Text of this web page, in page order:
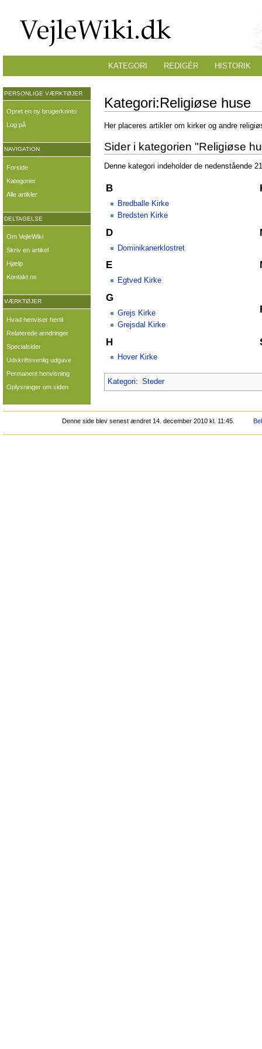
Kategori:Religiøse huse
Her placeres artikler om kirker og andre
Sider i kategorien "Religiøse
Denne kategori indeholder de nedenstående
B
Bredballe Kirke
Bredsten Kirke
D
Dominikanerklostret
E
Egtved Kirke
G
Grejs Kirke
Grejsdal Kirke
H
Hover Kirke
Kategori: Steder
KATEGORI REDIGÉR HISTORIK
PERSONLIGE VÆRKTØJER
Opret en ny brugerkonto
Log på
NAVIGATION
Forside
Kategorier
Alle artikler
DELTAGELSE
Om VejleWiki
Skriv en artikel
Hjælp
Kontakt os
VÆRKTØJER
Hvad henviser hertil
Relaterede ændringer
Specialsider
Udskriftsvenlig udgave
Permanent henvisning
Oplysninger om siden
Denne side blev senest ændret 14. december 2010 kl. 11:45.